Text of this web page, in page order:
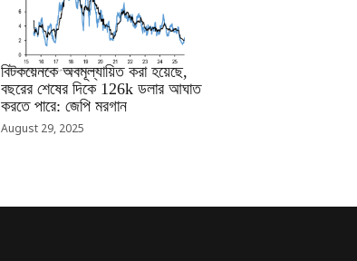
RRCNEWS_BN
বিটকয়েনকে অবমূল্যায়িত করা হয়েছে,
বছরের শেষের দিকে 126k ডলার আঘাত
করতে পারে: জেপি মরগান
August 29, 2025